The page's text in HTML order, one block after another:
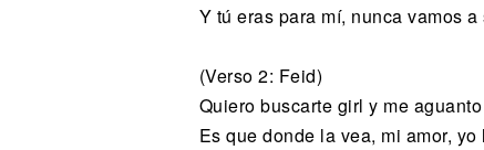
Y tú eras para mí, nunca vamos
(Verso 2: Feid)
Quiero buscarte girl y me aguanto
Es que donde la vea, mi amor, yo